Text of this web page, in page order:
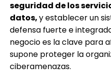
seguridad de los
datos,y establecer un
defensa fuerte e
negocio es la clave para
supone proteger la
ciberamenazas.